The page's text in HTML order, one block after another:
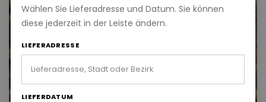
Wählen Sie Lieferadresse und Datum. Sie können
diese jederzeit in der Leiste ändern.
LIEFERADRESSE
LIEFERDATUM